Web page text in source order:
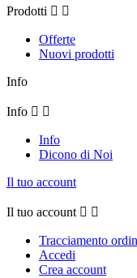
Prodotti  
Offerte
Nuovi prodotti
Info
Info  
Info
Dicono di Noi
Il tuo account
Il tuo account  
Tracciamento
Accedi
Crea account